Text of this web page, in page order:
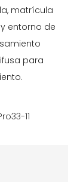
matrícula
entorno de
para